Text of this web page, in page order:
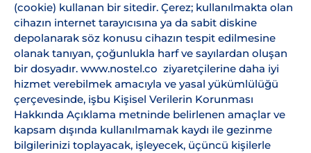
(cookie) kullanan bir sitedir. Çerez; kullanılmakta olan
cihazın internet tarayıcısına ya da sabit diskine
depolanarak söz konusu cihazın tespit edilmesine
olanak tanıyan, çoğunlukla harf ve sayılardan oluşan
bir dosyadır. www.nostel.co ziyaretçilerine daha iyi
hizmet verebilmek amacıyla ve yasal yükümlülüğü
çerçevesinde, işbu Kişisel Verilerin Korunması
Hakkında Açıklama metninde belirlenen amaçlar ve
kapsam dışında kullanılmamak kaydı ile gezinme
bilgilerinizi toplayacak, işleyecek, üçüncü kişilerle